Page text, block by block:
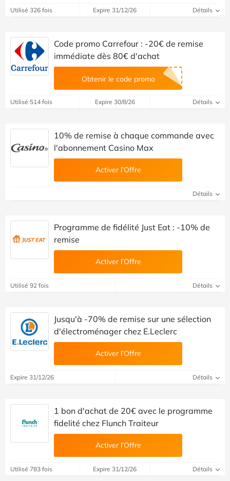
Utilisé 326 fois Expire 31/12/26 Détails
Code promo Carrefour : -20€ de remise
immédiate dès 80€ d'achat
Obtenir le code promo
Utilisé 514 fois Expire 30/8/26 Détails
10% de remise à chaque commande avec
l'abonnement Casino Max
Activer l’Offre
Détails
Programme de fidélité Just Eat : -10% de
remise
Activer l’Offre
Utilisé 92 fois Détails
Jusqu'à -70% de remise sur une sélection
d'électroménager chez E.Leclerc
Activer l’Offre
Expire 31/12/26 Détails
1 bon d'achat de 20€ avec le programme
fidelité chez Flunch Traiteur
Activer l’Offre
Utilisé 783 fois Expire 31/12/26 Détails